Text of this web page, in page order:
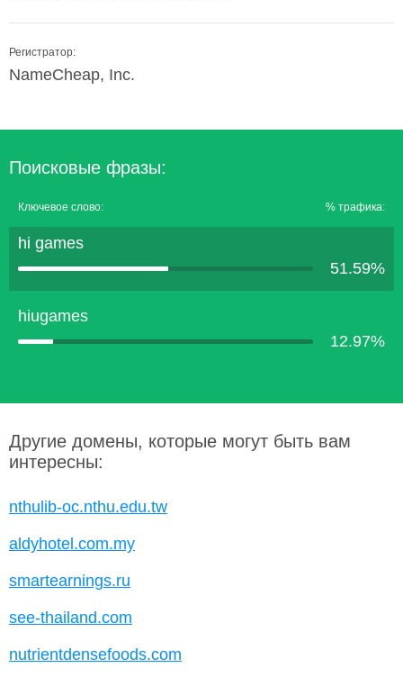
Регистратор:
NameCheap, Inc.
Поисковые фразы:
Ключевое слово: % трафика:
hi games
51.59%
hiugames
12.97%
Другие домены, которые могут быть вам
интересны:
nthulib-oc.nthu.edu.tw
aldyhotel.com.my
smartearnings.ru
see-thailand.com
nutrientdensefoods.com